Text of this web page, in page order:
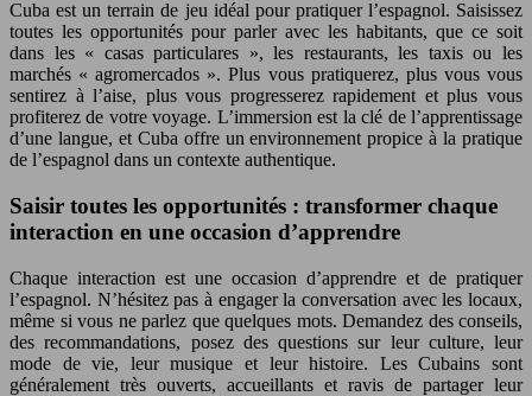
Cuba est un terrain de jeu idéal pour pratiquer l’espagnol. Saisissez
toutes les opportunités pour parler avec les habitants, que ce soit
dans les « casas particulares », les restaurants, les taxis ou les
marchés « agromercados ». Plus vous pratiquerez, plus vous vous
sentirez à l’aise, plus vous progresserez rapidement et plus vous
profiterez de votre voyage. L’immersion est la clé de l’apprentissage
d’une langue, et Cuba offre un environnement propice à la pratique
de l’espagnol dans un contexte authentique.
Saisir toutes les opportunités : transformer chaque
interaction en une occasion d’apprendre
Chaque interaction est une occasion d’apprendre et de pratiquer
l’espagnol. N’hésitez pas à engager la conversation avec les locaux,
même si vous ne parlez que quelques mots. Demandez des conseils,
des recommandations, posez des questions sur leur culture, leur
mode de vie, leur musique et leur histoire. Les Cubains sont
généralement très ouverts, accueillants et ravis de partager leur